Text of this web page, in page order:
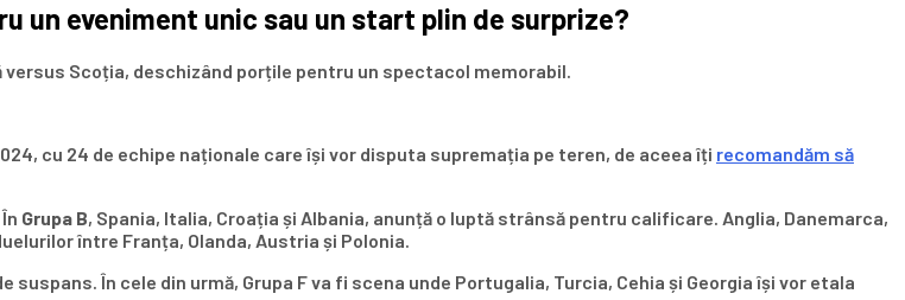
un eveniment unic sau un start plin de surprize?
versus Scoția, deschizând porțile pentru un spectacol memorabil.
cu 24 de echipe naționale care își vor disputa supremația pe teren, de aceea îți recomandăm să
Grupa B, Spania, Italia, Croația și Albania, anunță o luptă strânsă pentru calificare. Anglia, Danemarca,
între Franța, Olanda, Austria și Polonia.
În cele din urmă, Grupa F va fi scena unde Portugalia, Turcia, Cehia și Georgia își vor etala